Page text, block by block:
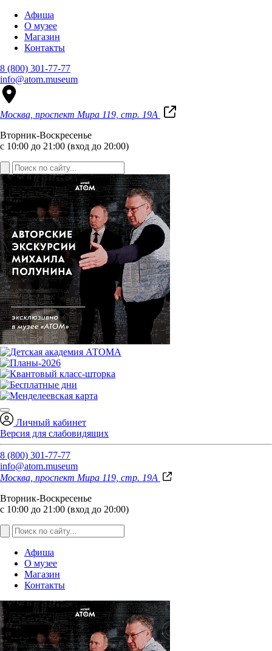
Афиша
О музее
Магазин
Контакты
8 (800) 301-77-77
info@atom.museum
Москва, проспект Мира 119, стр. 19А
Вторник-Воскресенье
с 10:00 до 21:00 (вход до 20:00)
Личный кабинет
Версия для слабовидящих
8 (800) 301-77-77
info@atom.museum
Москва, проспект Мира 119, стр. 19А
Вторник-Воскресенье
с 10:00 до 21:00 (вход до 20:00)
Афиша
О музее
Магазин
Контакты